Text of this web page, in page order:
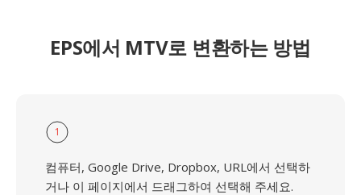
EPS에서 MTV로 변환하는 방법
1
컴퓨터, Google Drive, Dropbox, URL에서 선택하
거나 이 페이지에서 드래그하여 선택해 주세요.